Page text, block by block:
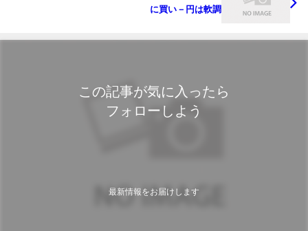
に買い－円は軟調
この記事が気に入ったら
フォローしよう
最新情報をお届けします